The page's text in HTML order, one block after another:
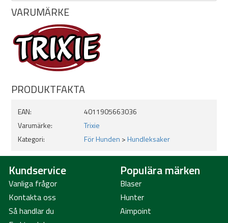
Mjuk plysch kombinerat med rep
Passar draglek, apport och vardagsbus
Storlek: 38 cm
VARUMÄRKE
PRODUKTFAKTA
EAN:
4011905663036
Varumärke:
Trixie
Kategori:
För Hunden >Hundleksaker
Kundservice
Vanliga frågor
Kontakta oss
Så handlar du
Populära märken
Blaser
Hunter
Aimpoint